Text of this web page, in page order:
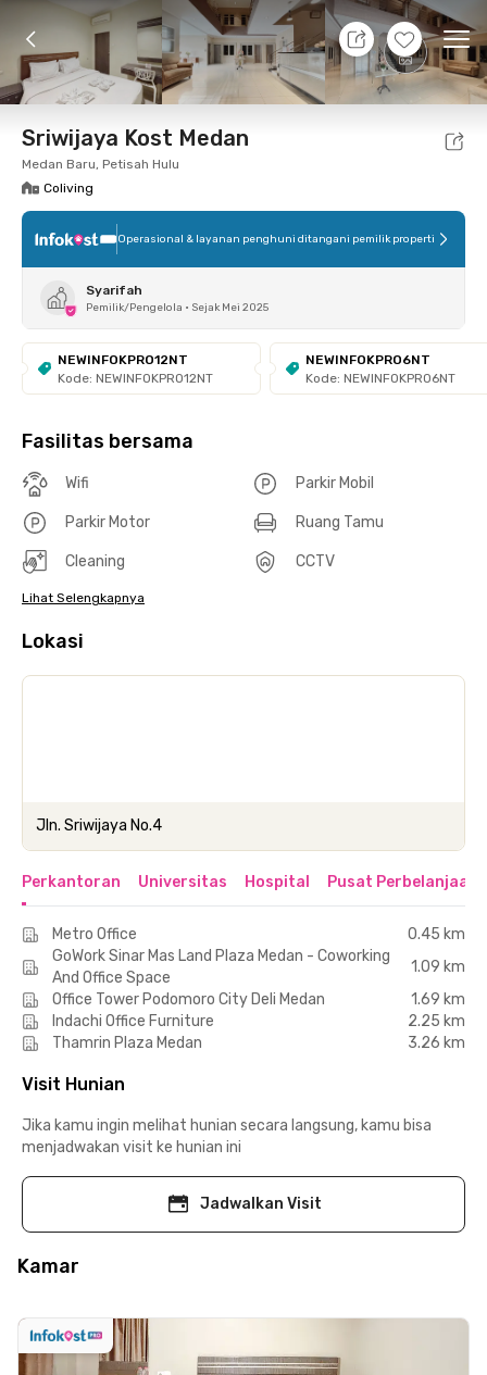
+6
8 Agt 26 - Belum tahu
Foto Fasilitas bersama Lokasi Kamar
Sriwijaya Kost Medan
Medan Baru, Petisah Hulu
Coliving
Operasional & layanan penghuni ditangani pemilik properti
Syarifah
Pemilik/Pengelola • Sejak Mei 2025
NEWINFOKPRO12NT
Kode: NEWINFOKPRO12NT
NEWINFOKPRO6NT
Kode: NEWINFOKPRO6NT
Fasilitas bersama
Wifi Parkir Mobil
Parkir Motor Ruang Tamu
Cleaning CCTV
Lihat Selengkapnya
Lokasi
Jln. Sriwijaya No.4
Perkantoran Universitas Hospital Pusat Perbelanjaan
Metro Office
0.45 km
GoWork Sinar Mas Land Plaza Medan - Coworking
And Office Space
1.09 km
Office Tower Podomoro City Deli Medan
1.69 km
Indachi Office Furniture
2.25 km
Thamrin Plaza Medan
3.26 km
Visit Hunian
Jika kamu ingin melihat hunian secara langsung, kamu bisa
menjadwakan visit ke hunian ini
Jadwalkan Visit
Kamar